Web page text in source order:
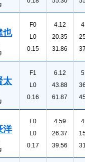
F0
L0
0.15
4.12
20.35
31.86
F1
L0
0.16
6.12
43.88
61.87
F0
L0
0.17
4.59
26.37
39.56